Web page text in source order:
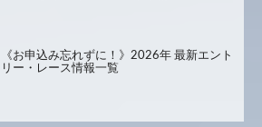
《お申込み忘れずに！》2026年 最新エント
リー・レース情報一覧